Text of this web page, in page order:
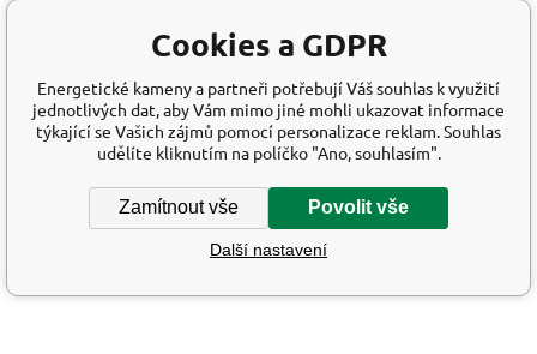
Cookies a GDPR
Energetické kameny a partneři potřebují Váš souhlas k využití
jednotlivých dat, aby Vám mimo jiné mohli ukazovat informace
týkající se Vašich zájmů pomocí personalizace reklam. Souhlas
udělíte kliknutím na políčko "Ano, souhlasím".
Zamítnout vše Povolit vše
Další nastavení